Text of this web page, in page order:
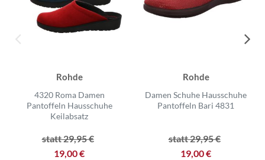
Rohde
4320 Roma Damen
Pantoffeln Hausschuhe
Keilabsatz
statt 29,95 €
19,00 €
Rohde
Damen Schuhe Hausschuhe
Pantoffeln Bari 4831
statt 29,95 €
19,00 €